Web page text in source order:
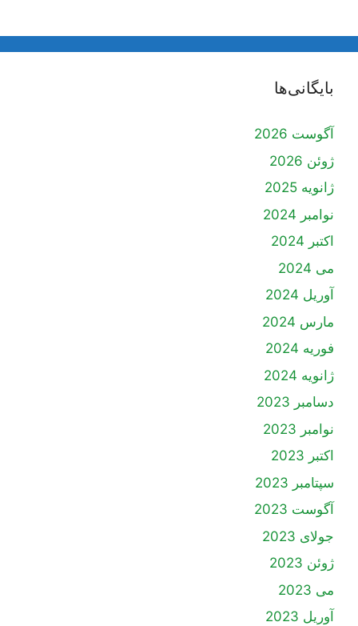
بایگانی‌ها
آگوست 2026
ژوئن 2026
ژانویه 2025
نوامبر 2024
اکتبر 2024
می 2024
آوریل 2024
مارس 2024
فوریه 2024
ژانویه 2024
دسامبر 2023
نوامبر 2023
اکتبر 2023
سپتامبر 2023
آگوست 2023
جولای 2023
ژوئن 2023
می 2023
آوریل 2023